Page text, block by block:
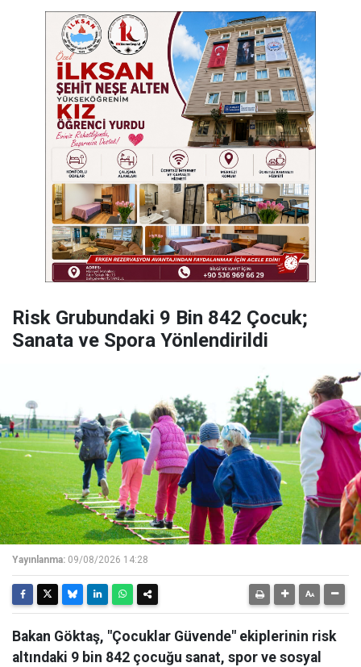
Risk Grubundaki 9 Bin 842 Çocuk;
Sanata ve Spora Yönlendirildi
Yayınlanma: 09/08/2026 14:28
Bakan Göktaş, "Çocuklar Güvende" ekiplerinin risk
altındaki 9 bin 842 çocuğu sanat, spor ve sosyal